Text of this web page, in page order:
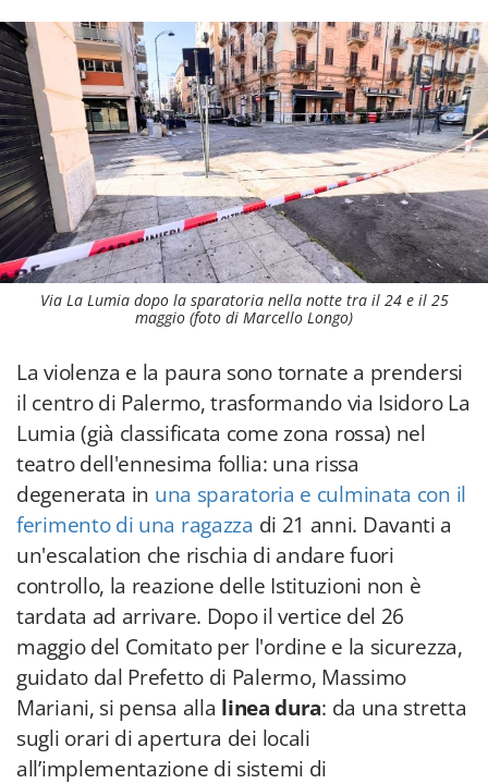
Via La Lumia dopo la sparatoria nella notte tra il 24 e il 25
maggio (foto di Marcello Longo)
La violenza e la paura sono tornate a prendersi
il centro di Palermo, trasformando via Isidoro La
Lumia (già classificata come zona rossa) nel
teatro dell'ennesima follia: una rissa
degenerata in una sparatoria e culminata con il
ferimento di una ragazza di 21 anni. Davanti a
un'escalation che rischia di andare fuori
controllo, la reazione delle Istituzioni non è
tardata ad arrivare. Dopo il vertice del 26
maggio del Comitato per l'ordine e la sicurezza,
guidato dal Prefetto di Palermo, Massimo
Mariani, si pensa alla linea dura: da una stretta
sugli orari di apertura dei locali
all’implementazione di sistemi di